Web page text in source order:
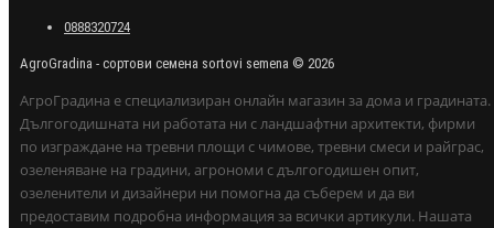
0888320724
AgroGradina - сортови семена sortovi semena © 2026
АгроГрадина е специализиран онлайн магазин за дома и градината.
Дългогодишната ни работата ни с ландшафтни архитекти, фирми
по изграждане на тревни площи с чимове, тревни смеси и райграс,
озеленяване на градини, агрономи с дългогодишен опит,
озеленители и дизайнери ни помогна да съберем и да ви
предоставим подробна информация за всички артикули. Нашата